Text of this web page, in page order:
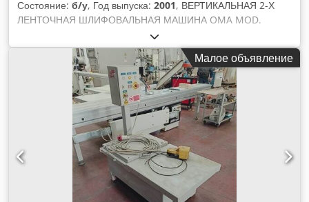
Состояние: б/у, Год выпуска: 2001, ВЕРТИКАЛЬНАЯ 2-Х
ЛЕНТОЧНАЯ ШЛИФОВАЛЬНАЯ МАШИНА OMA MOD.
UNICA - ИСПОЛЬЗУЕМЫЙ Djdpemxkr Defx Alfskr -
Поперечное шлифование с двух сторон прямолинейных
или фасонных/изогнутых элементов - N. 2 двигателя
шлифовальных лент по 7,5 л.с. каждый - N. 2
шлифовальные ленты 3700x90 мм - Автоматическая
подача 4-20 м/мин - Мин. длина заготовки 320 мм - Макс.
высота заготовки 130 мм - CE год 2001
Малое объявление